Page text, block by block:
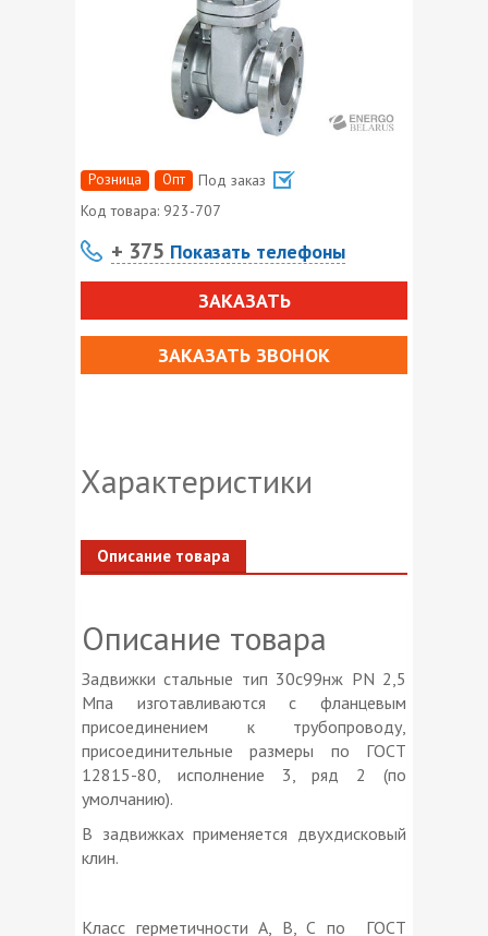
Розница Опт
Под заказ
Код товара: 923-707
+ 375 Показать телефоны
ЗАКАЗАТЬ
ЗАКАЗАТЬ ЗВОНОК
Характеристики
Описание товара
Описание товара
Задвижки стальные тип 30с99нж PN 2,5
Мпа изготавливаются с фланцевым
присоединением к трубопроводу,
присоединительные размеры по ГОСТ
12815-80, исполнение 3, ряд 2 (по
умолчанию).
В задвижках применяется двухдисковый
клин.
Класс герметичности А, В, С по ГОСТ